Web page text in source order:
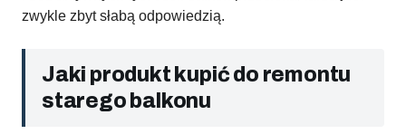
zwykle zbyt słabą odpowiedzią.
Jaki produkt kupić do remontu
starego balkonu